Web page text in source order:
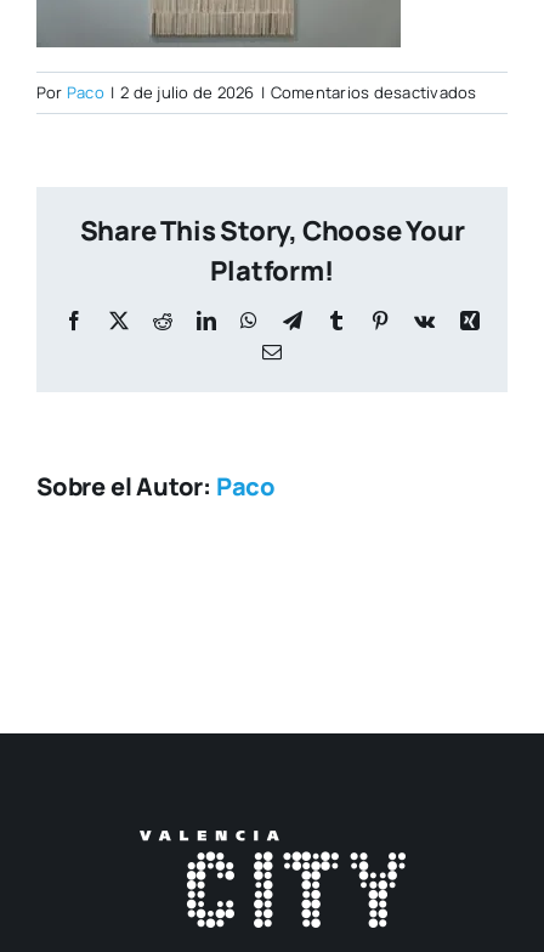
Por Paco | 2 de julio de 2026 | Comentarios desactivadosen
Share This Story, Choose Your
Platform!
Facebook
X RedditLinkedInWhatsApp
TelegramTumblr Pinterest
Vk
Xing
Correo
Sobre el Autor: Paco